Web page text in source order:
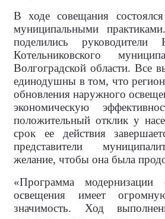
В ходе совещания
муниципальными
поделились руководители
Котельниковского
Волгоградской области. Все
единодушны в том, что
обновления наружного
экономическую
положительный отклик у
срок ее действия
представители
желание, чтобы она была
«Программа модернизации
освещения имеет
значимость. Ход